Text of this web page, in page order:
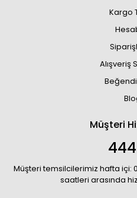
Kargo
Alışveriş
Müşteri
Müşteri temsilcilerimiz hafta içi:
saatleri arasında